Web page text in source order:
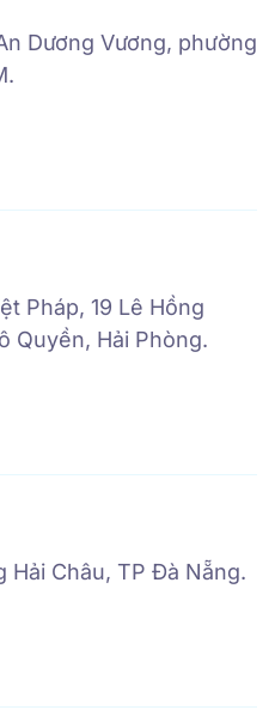
Dương Vương, phường
Pháp, 19 Lê Hồng
Quyền, Hải Phòng.
Hải Châu, TP Đà Nẵng.